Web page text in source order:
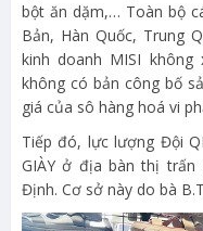
bột ăn dặm,… Toàn bộ
Bản, Hàn Quốc, Trung
kinh doanh MISI
không có bản công bố
giá của sô hàng hoá vi
Tiếp đó, lực lượng Đội
GIÀY ở địa bàn thị trấn
Định. Cơ sở này do bà